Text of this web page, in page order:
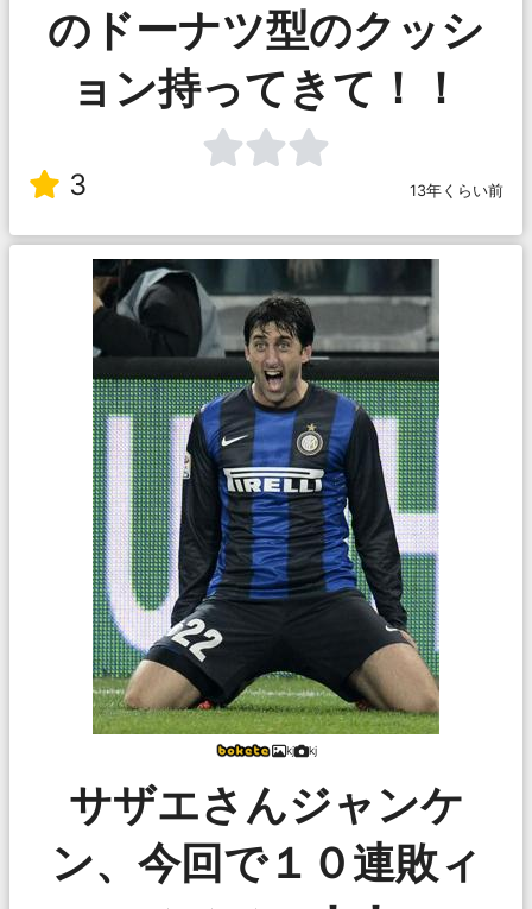
のドーナツ型のクッシ
ョン持ってきて！！
3 13年くらい前
kj kj
サザエさんジャンケ
ン、今回で１０連敗ィ